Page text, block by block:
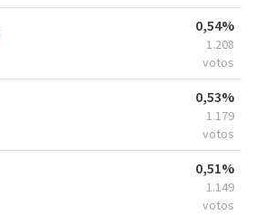
0,54%
1.208
votos
0,53%
1.179
votos
0,51%
1.149
votos